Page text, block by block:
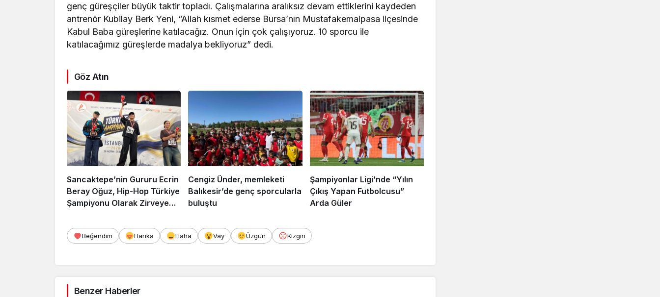
genç güreşçiler büyük taktir topladı. Çalışmalarına aralıksız devam ettiklerini kaydeden
antrenör Kubilay Berk Yeni, “Allah kısmet ederse Bursa’nın Mustafakemalpasa ilçesinde
Kabul Baba güreşlerine katılacağız. Onun için çok çalışıyoruz. 10 sporcu ile
katılacağımız güreşlerde madalya bekliyoruz” dedi.
Göz Atın
Sancaktepe’nin Gururu Ecrin
Beray Oğuz, Hip-Hop Türkiye
Şampiyonu Olarak Zirveye
Cengiz Ünder, memleketi
Balıkesir’de genç sporcularla
buluştu
Şampiyonlar Ligi’nde “Yılın
Çıkış Yapan Futbolcusu”
Arda Güler
Beğendim Harika Haha Vay Üzgün Kızgın
Benzer Haberler